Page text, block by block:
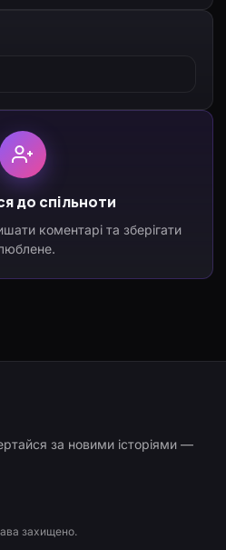
до спільноти
коментарі та зберігати
за новими історіями —
захищено.